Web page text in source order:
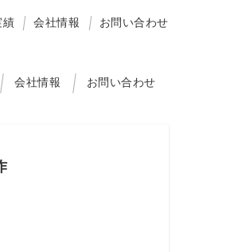
会社情報 お問い合わせ
績 会社情報 お問い合わせ